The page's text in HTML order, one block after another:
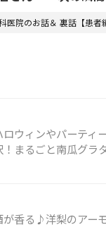
医院のお話＆ 裏話【患者
ロウィンやパーテ
！まるごと南瓜グラ
が香る♪洋梨のアー